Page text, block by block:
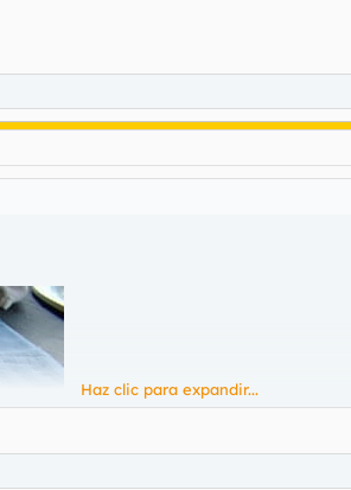
Haz clic para expandir...